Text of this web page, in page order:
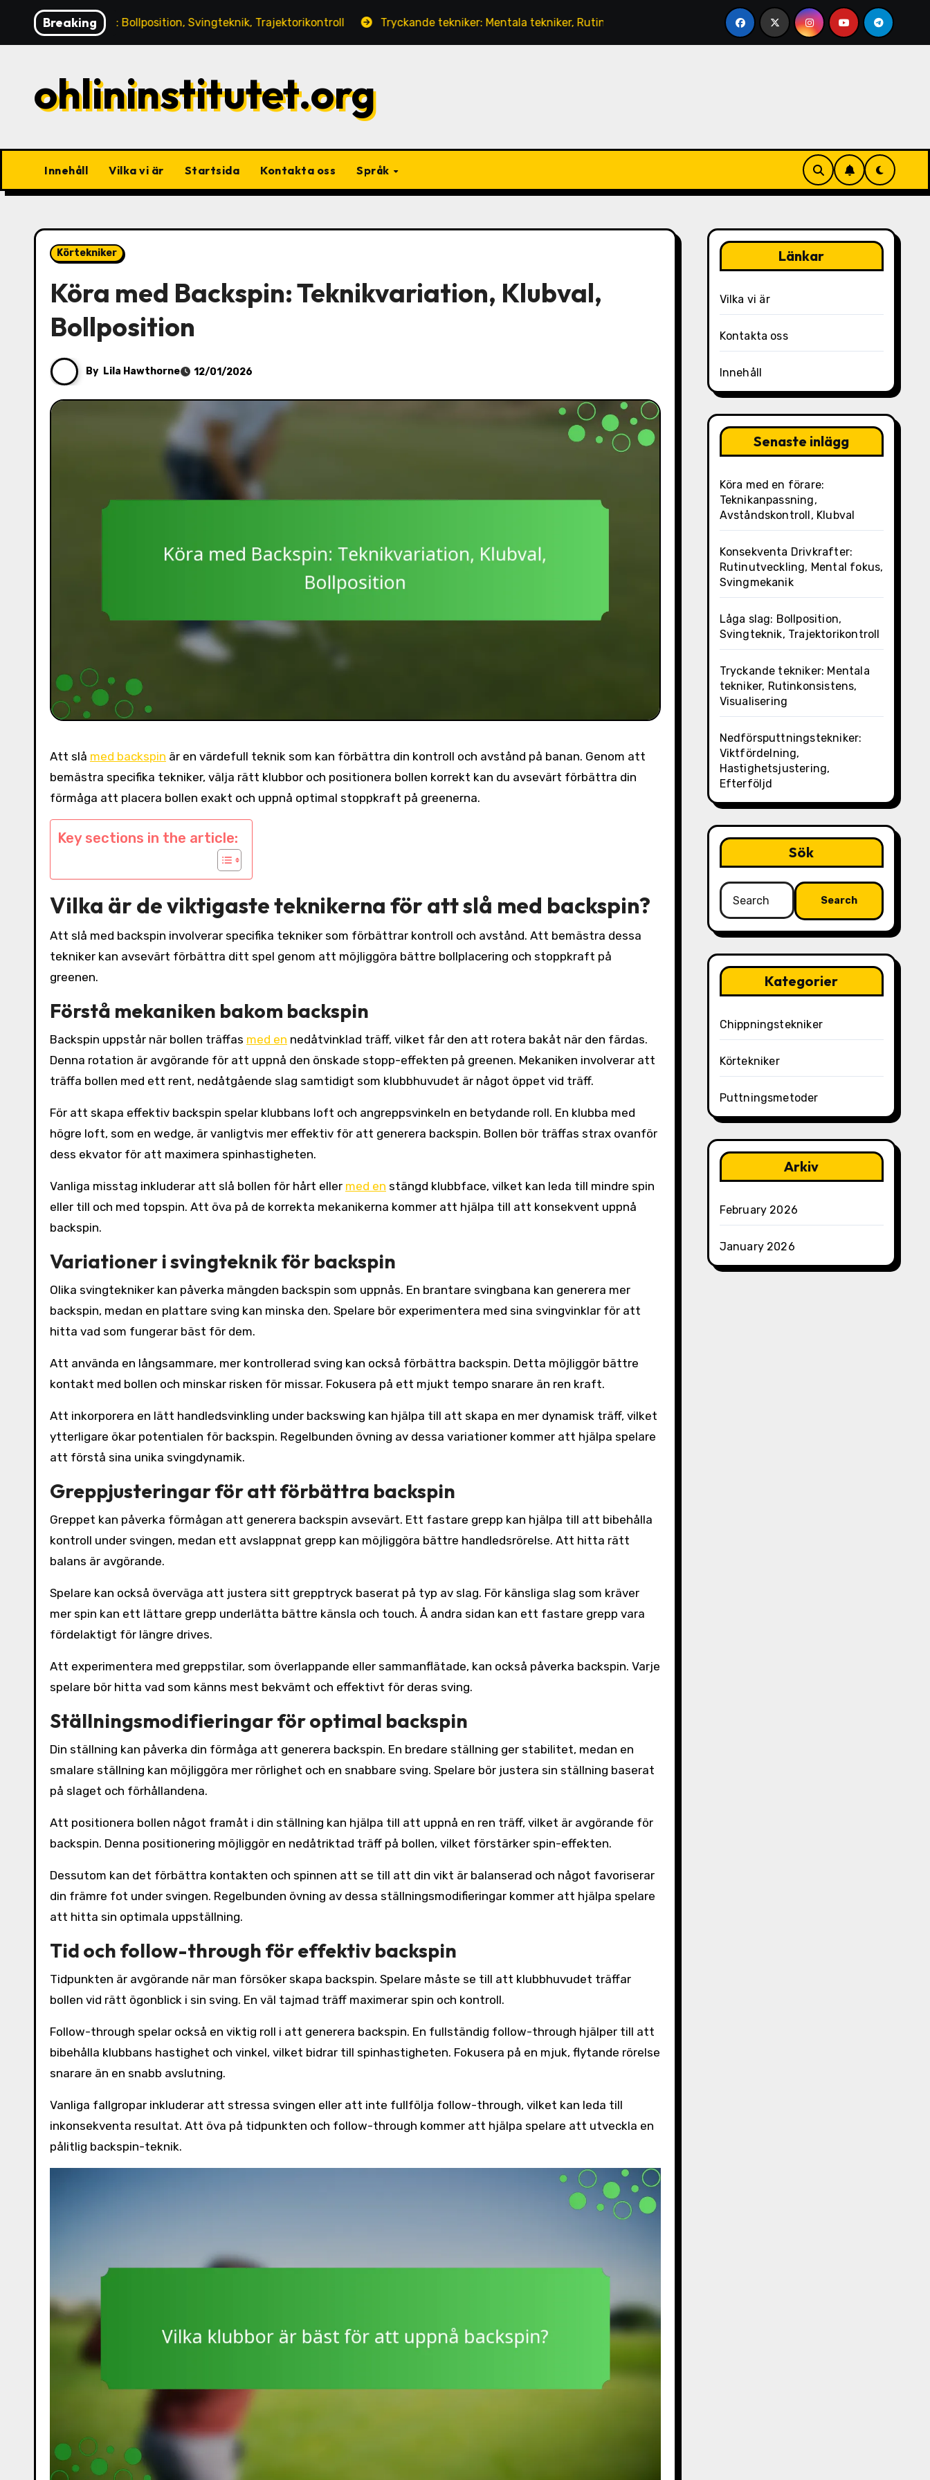
content
Breaking
Låga slag: Bollposition, Svingteknik, Trajektorikontroll Tryckande tekniker: Mentala tekniker, Rutinkonsistens, Visualisering Nedförsputtningstekniker:
ohlininstitutet.org
Innehåll Vilka vi är Startsida Kontakta oss Språk
Körtekniker
Köra med Backspin: Teknikvariation, Klubval,
Bollposition
By Lila Hawthorne 12/01/2026
Att slå med backspin är en värdefull teknik som kan förbättra din kontroll och avstånd på banan. Genom att
bemästra specifika tekniker, välja rätt klubbor och positionera bollen korrekt kan du avsevärt förbättra din
förmåga att placera bollen exakt och uppnå optimal stoppkraft på greenerna.
Key sections in the article:
Vilka är de viktigaste teknikerna för att slå med backspin?
Att slå med backspin involverar specifika tekniker som förbättrar kontroll och avstånd. Att bemästra dessa
tekniker kan avsevärt förbättra ditt spel genom att möjliggöra bättre bollplacering och stoppkraft på
greenen.
Förstå mekaniken bakom backspin
Backspin uppstår när bollen träffas med en nedåtvinklad träff, vilket får den att rotera bakåt när den färdas.
Denna rotation är avgörande för att uppnå den önskade stopp-effekten på greenen. Mekaniken involverar att
träffa bollen med ett rent, nedåtgående slag samtidigt som klubbhuvudet är något öppet vid träff.
För att skapa effektiv backspin spelar klubbans loft och angreppsvinkeln en betydande roll. En klubba med
högre loft, som en wedge, är vanligtvis mer effektiv för att generera backspin. Bollen bör träffas strax ovanför
dess ekvator för att maximera spinhastigheten.
Vanliga misstag inkluderar att slå bollen för hårt eller med en stängd klubbface, vilket kan leda till mindre spin
eller till och med topspin. Att öva på de korrekta mekanikerna kommer att hjälpa till att konsekvent uppnå
backspin.
Variationer i svingteknik för backspin
Olika svingtekniker kan påverka mängden backspin som uppnås. En brantare svingbana kan generera mer
backspin, medan en plattare sving kan minska den. Spelare bör experimentera med sina svingvinklar för att
hitta vad som fungerar bäst för dem.
Att använda en långsammare, mer kontrollerad sving kan också förbättra backspin. Detta möjliggör bättre
kontakt med bollen och minskar risken för missar. Fokusera på ett mjukt tempo snarare än ren kraft.
Att inkorporera en lätt handledsvinkling under backswing kan hjälpa till att skapa en mer dynamisk träff, vilket
ytterligare ökar potentialen för backspin. Regelbunden övning av dessa variationer kommer att hjälpa spelare
att förstå sina unika svingdynamik.
Greppjusteringar för att förbättra backspin
Greppet kan påverka förmågan att generera backspin avsevärt. Ett fastare grepp kan hjälpa till att bibehålla
kontroll under svingen, medan ett avslappnat grepp kan möjliggöra bättre handledsrörelse. Att hitta rätt
balans är avgörande.
Spelare kan också överväga att justera sitt grepptryck baserat på typ av slag. För känsliga slag som kräver
mer spin kan ett lättare grepp underlätta bättre känsla och touch. Å andra sidan kan ett fastare grepp vara
fördelaktigt för längre drives.
Att experimentera med greppstilar, som överlappande eller sammanflätade, kan också påverka backspin. Varje
spelare bör hitta vad som känns mest bekvämt och effektivt för deras sving.
Ställningsmodifieringar för optimal backspin
Din ställning kan påverka din förmåga att generera backspin. En bredare ställning ger stabilitet, medan en
smalare ställning kan möjliggöra mer rörlighet och en snabbare sving. Spelare bör justera sin ställning baserat
på slaget och förhållandena.
Att positionera bollen något framåt i din ställning kan hjälpa till att uppnå en ren träff, vilket är avgörande för
backspin. Denna positionering möjliggör en nedåtriktad träff på bollen, vilket förstärker spin-effekten.
Dessutom kan det förbättra kontakten och spinnen att se till att din vikt är balanserad och något favoriserar
din främre fot under svingen. Regelbunden övning av dessa ställningsmodifieringar kommer att hjälpa spelare
att hitta sin optimala uppställning.
Tid och follow-through för effektiv backspin
Tidpunkten är avgörande när man försöker skapa backspin. Spelare måste se till att klubbhuvudet träffar
bollen vid rätt ögonblick i sin sving. En väl tajmad träff maximerar spin och kontroll.
Follow-through spelar också en viktig roll i att generera backspin. En fullständig follow-through hjälper till att
bibehålla klubbans hastighet och vinkel, vilket bidrar till spinhastigheten. Fokusera på en mjuk, flytande rörelse
snarare än en snabb avslutning.
Vanliga fallgropar inkluderar att stressa svingen eller att inte fullfölja follow-through, vilket kan leda till
inkonsekventa resultat. Att öva på tidpunkten och follow-through kommer att hjälpa spelare att utveckla en
pålitlig backspin-teknik.
Länkar
Vilka vi är
Kontakta oss
Innehåll
Senaste inlägg
Köra med en förare:
Teknikanpassning,
Avståndskontroll, Klubval
Konsekventa Drivkrafter:
Rutinutveckling, Mental fokus,
Svingmekanik
Låga slag: Bollposition,
Svingteknik, Trajektorikontroll
Tryckande tekniker: Mentala
tekniker, Rutinkonsistens,
Visualisering
Nedförsputtningstekniker:
Viktfördelning,
Hastighetsjustering,
Efterföljd
Sök
Search
for:
Kategorier
Chippningstekniker
Körtekniker
Puttningsmetoder
Arkiv
February 2026
January 2026